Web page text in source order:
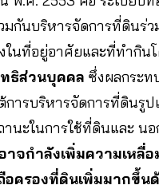
กันบริหารจัดการที่ดินร่ว
ในที่อยู่อาศัยและที่ทำกิน
ธิส่วนบุคคล ซึ่งผลกระท
การบริหารจัดการที่ดินรู
านะในการใช้ที่ดินและ น
าจกำลังเพิ่มความเหลื่
อครองที่ดินเพิ่มมากขึ้น